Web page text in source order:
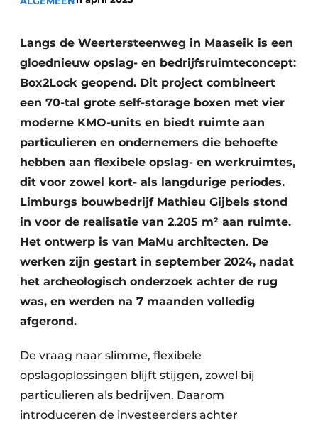
Langs de Weertersteenweg in Maaseik is een
gloednieuw opslag- en bedrijfsruimteconcept:
Box2Lock geopend. Dit project combineert
een 70-tal grote self-storage boxen met vier
moderne KMO-units en biedt ruimte aan
particulieren en ondernemers die behoefte
hebben aan flexibele opslag- en werkruimtes,
dit voor zowel kort- als langdurige periodes.
Limburgs bouwbedrijf Mathieu Gijbels stond
in voor de realisatie van 2.205 m² aan ruimte.
Het ontwerp is van MaMu architecten. De
werken zijn gestart in september 2024, nadat
het archeologisch onderzoek achter de rug
was, en werden na 7 maanden volledig
afgerond.
De vraag naar slimme, flexibele
opslagoplossingen blijft stijgen, zowel bij
particulieren als bedrijven. Daarom
introduceren de investeerders achter